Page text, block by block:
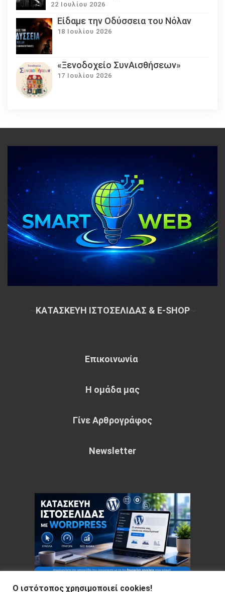
22 Ιουλίου 2026
Eίδαμε την Οδύσσεια του Νόλαν
18 Ιουλίου 2026
«Ξενοδοχείο ΣυνΑισθήσεων»
17 Ιουλίου 2026
ΚΑΤΑΣΚΕΥΗ ΙΣΤΟΣΕΛΙΔΑΣ & E-SHOP~
Επικοινωνία
Η ομάδα μας
Γίνε Αρθρογράφος
Newsletter
Ο ιστότοπος χρησιμοποιεί cookies!